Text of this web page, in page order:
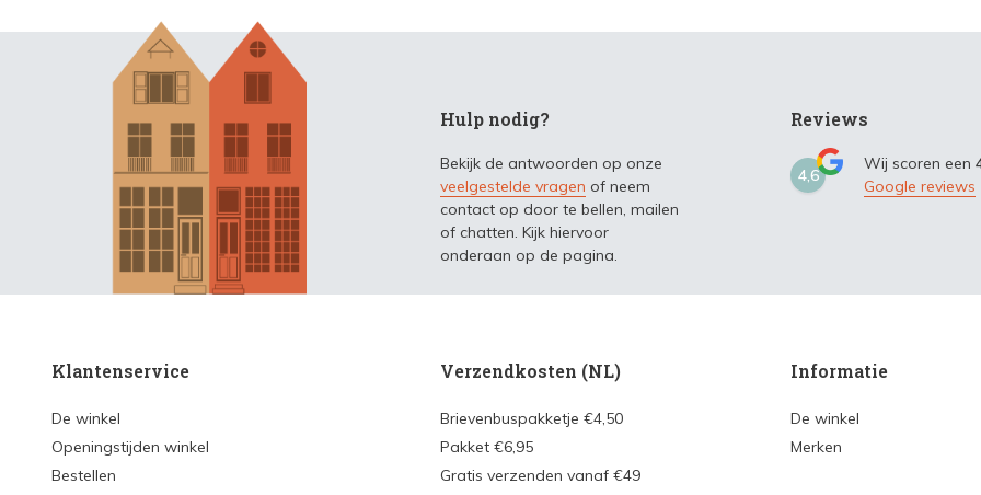
Hulp nodig?
Bekijk de antwoorden op onze
veelgestelde vragen of neem
contact op door te bellen, mailen
of chatten. Kijk hiervoor
onderaan op de pagina.
Reviews
4,6
Wij scoren een
Google reviews
Klantenservice
De winkel
Openingstijden winkel
Bestellen
Verzendkosten (NL)
Brievenbuspakketje €4,50
Pakket €6,95
Gratis verzenden vanaf €49
Informatie
De winkel
Merken